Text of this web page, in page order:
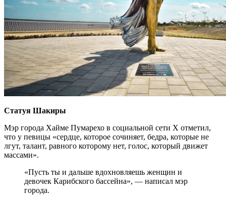
Статуя Шакиры
Мэр города Хайме Пумарехо в социальной сети X отметил,
что у певицы «сердце, которое сочиняет, бедра, которые не
лгут, талант, равного которому нет, голос, который движет
массами».
«Пусть ты и дальше вдохновляешь женщин и
девочек Карибского бассейна», — написал мэр
города.